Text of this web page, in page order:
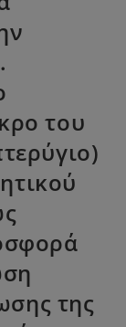
του
της